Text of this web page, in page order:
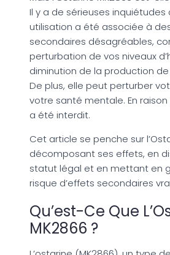
Il y a de sérieuses inquiétudes
utilisation a été associée à
secondaires désagréables,
perturbation de vos niveaux
diminution de la production
De plus, elle peut perturber
votre santé mentale. En raison
a été interdit.
Cet article se penche sur
décomposant ses effets, en
statut légal et en mettant en
risque d’effets secondaires
Qu’est-Ce Que
MK2866 ?